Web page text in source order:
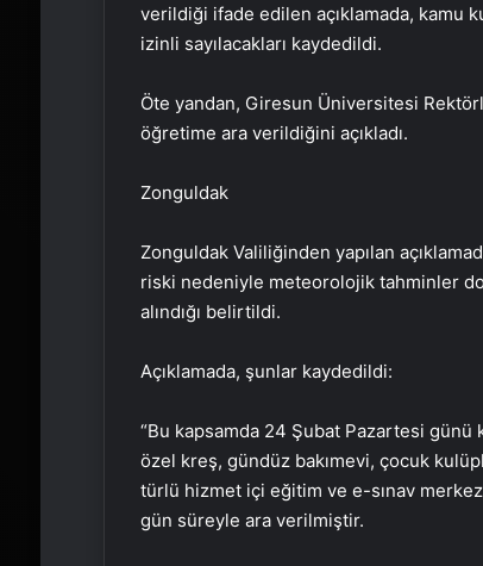
verildiği ifade edilen açıklamada, kamu
izinli sayılacakları kaydedildi.
Öte yandan, Giresun Üniversitesi
öğretime ara verildiğini açıkladı.
Zonguldak
Zonguldak Valiliğinden yapılan
riski nedeniyle meteorolojik tahminler
alındığı belirtildi.
Açıklamada, şunlar kaydedildi:
“Bu kapsamda 24 Şubat Pazartesi
özel kreş, gündüz bakımevi, çocuk
türlü hizmet içi eğitim ve e-sınav
gün süreyle ara verilmiştir.